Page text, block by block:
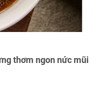
thơm ngon nức mũi